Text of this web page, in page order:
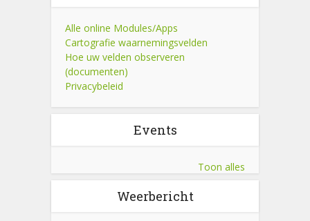
Alle online Modules/Apps
Cartografie waarnemingsvelden
Hoe uw velden observeren
(documenten)
Privacybeleid
Events
Toon alles
Weerbericht